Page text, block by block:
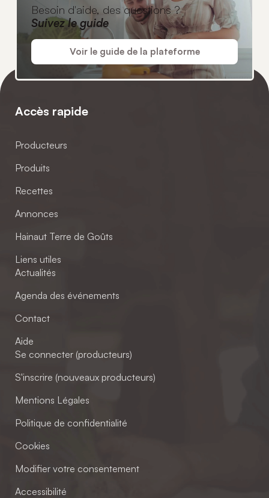
Besoin d'aide, des questions ?
Suivez le guide
Voir le guide de la plateforme
Accès rapide
Producteurs
Produits
Recettes
Annonces
Hainaut Terre de Goûts
Liens utiles
Actualités
Agenda des événements
Contact
Aide
Se connecter (producteurs)
S'inscrire (nouveaux producteurs)
Mentions Légales
Politique de confidentialité
Cookies
Modifier votre consentement
Accessibilité